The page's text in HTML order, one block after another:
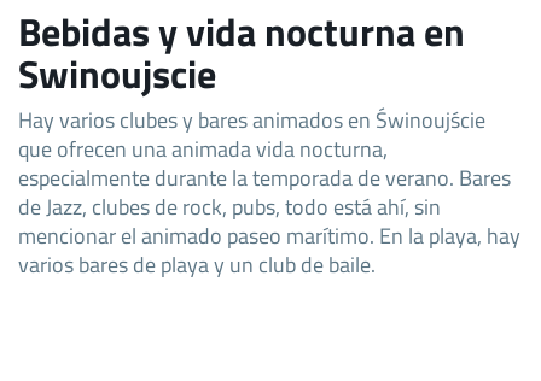
Bebidas y vida nocturna en
Swinoujscie
Hay varios clubes y bares animados en Świnoujście
que ofrecen una animada vida nocturna,
especialmente durante la temporada de verano. Bares
de Jazz, clubes de rock, pubs, todo está ahí, sin
mencionar el animado paseo marítimo. En la playa, hay
varios bares de playa y un club de baile.